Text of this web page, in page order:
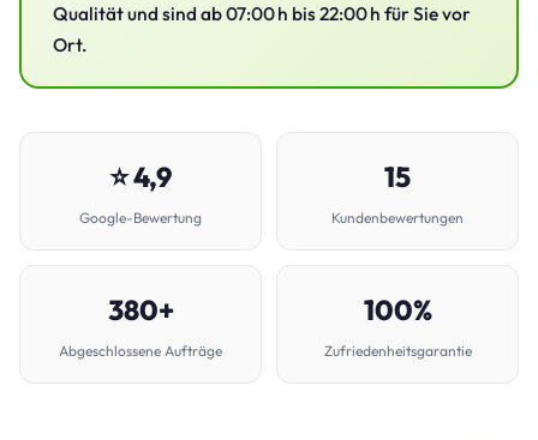
Qualität und sind ab 07:00 h bis 22:00 h für Sie vor
Ort.
⭐ 4,9
Google-Bewertung
15
Kundenbewertungen
380+
Abgeschlossene Aufträge
100%
Zufriedenheitsgarantie